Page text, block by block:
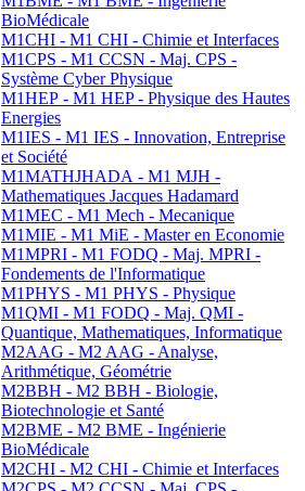
BioMédicale
M1CHI - M1 CHI - Chimie et Interfaces
M1CPS - M1 CCSN - Maj. CPS -
Système Cyber Physique
M1HEP - M1 HEP - Physique des Hautes
Energies
M1IES - M1 IES - Innovation, Entreprise
et Société
M1MATHJHADA - M1 MJH -
Mathematiques Jacques Hadamard
M1MEC - M1 Mech - Mecanique
M1MIE - M1 MiE - Master en Economie
M1MPRI - M1 FODQ - Maj. MPRI -
Fondements de l'Informatique
M1PHYS - M1 PHYS - Physique
M1QMI - M1 FODQ - Maj. QMI -
Quantique, Mathematiques, Informatique
M2AAG - M2 AAG - Analyse,
Arithmétique, Géométrie
M2BBH - M2 BBH - Biologie,
Biotechnologie et Santé
M2BME - M2 BME - Ingénierie
BioMédicale
M2CHI - M2 CHI - Chimie et Interfaces